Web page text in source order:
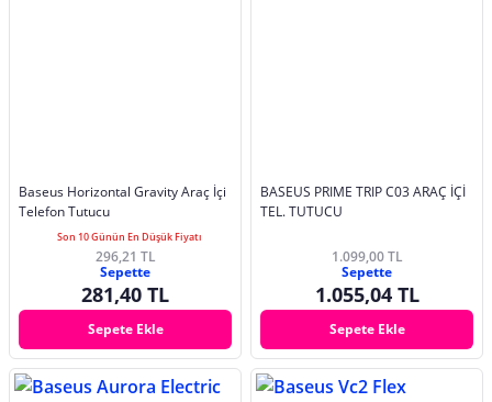
Baseus Horizontal Gravity Araç İçi
Telefon Tutucu
Son 10 Günün En Düşük Fiyatı
296,21 TL
Sepette
281,40 TL
Sepete Ekle
BASEUS PRIME TRIP C03 ARAÇ İÇİ
TEL. TUTUCU
1.099,00 TL
Sepette
1.055,04 TL
Sepete Ekle